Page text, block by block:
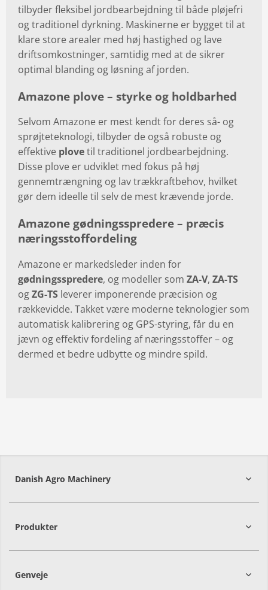
tilbyder fleksibel jordbearbejdning til både pløjefri
og traditionel dyrkning. Maskinerne er bygget til at
klare store arealer med høj hastighed og lave
driftsomkostninger, samtidig med at de sikrer
optimal blanding og løsning af jorden.
Amazone plove – styrke og holdbarhed
Selvom Amazone er mest kendt for deres så- og
sprøjteteknologi, tilbyder de også robuste og
effektive plovetil traditionel jordbearbejdning.
Disse plove er udviklet med fokus på høj
gennemtrængning og lav trækkraftbehov, hvilket
gør dem ideelle til selv de mest krævende jorde.
Amazone gødningsspredere – præcis
næringsstoffordeling
Amazone er markedsleder inden for
gødningsspredere, og modeller som ZA-V, ZA-TS
ogZG-TS leverer imponerende præcision og
rækkevidde. Takket være moderne teknologier som
automatisk kalibrering og GPS-styring, får du en
jævn og effektiv fordeling af næringsstoffer – og
dermed et bedre udbytte og mindre spild.
Danish Agro Machinery
9700Brønderslev
Produkter
Genveje